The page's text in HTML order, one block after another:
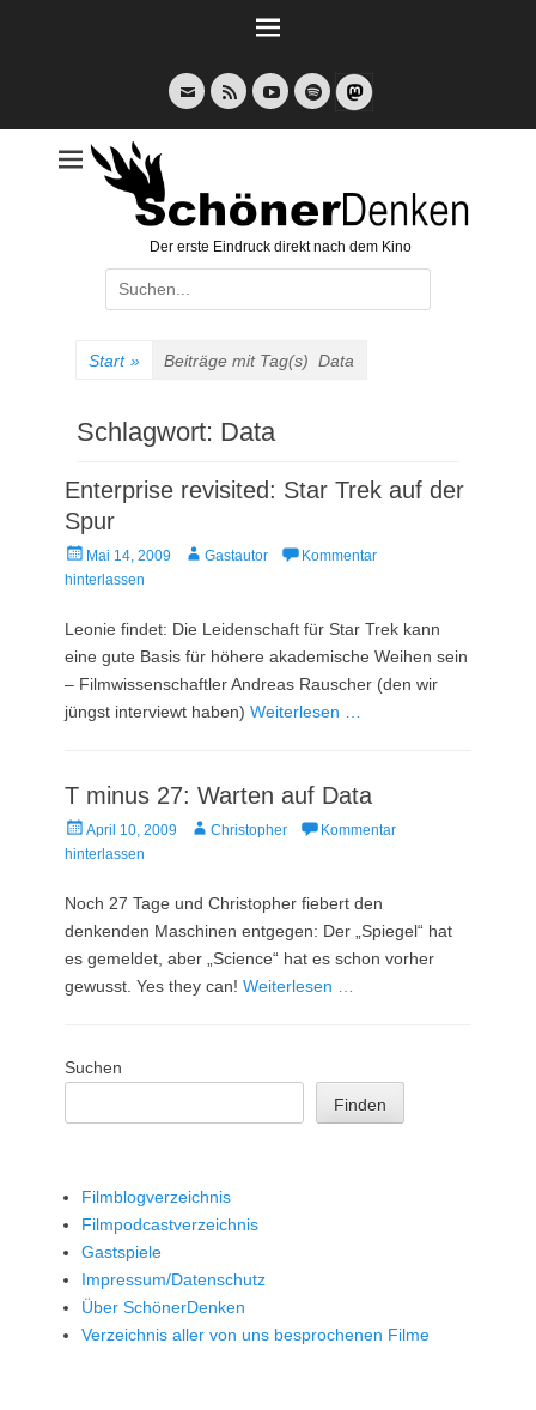
E-
Mail
Feed YouTubeSpotify
Der erste Eindruck direkt nach dem Kino
Suche
nach:
Start » Beiträge mit Tag(s) Data
Schlagwort: Data
Enterprise revisited: Star Trek auf der
Spur
Veröffentlicht
am
Mai 14, 2009 AutorGastautor
Kommentar
hinterlassen
Leonie findet: Die Leidenschaft für Star Trek kann
eine gute Basis für höhere akademische Weihen sein
– Filmwissenschaftler Andreas Rauscher (den wir
jüngst interviewt haben) Weiterlesen …
T minus 27: Warten auf Data
Veröffentlicht
am
April 10, 2009 AutorChristopher
Kommentar
hinterlassen
Noch 27 Tage und Christopher fiebert den
denkenden Maschinen entgegen: Der „Spiegel“ hat
es gemeldet, aber „Science“ hat es schon vorher
gewusst. Yes they can! Weiterlesen …
Suchen
Finden
Filmblogverzeichnis
Filmpodcastverzeichnis
Gastspiele
Impressum/Datenschutz
Über SchönerDenken
Verzeichnis aller von uns besprochenen Filme